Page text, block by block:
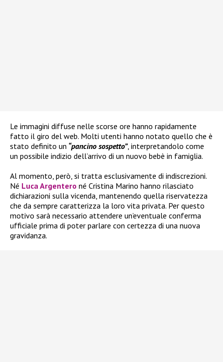
Le immagini diffuse nelle scorse ore hanno rapidamente
fatto il giro del web. Molti utenti hanno notato quello che è
stato definito un “pancino sospetto”, interpretandolo come
un possibile indizio dell’arrivo di un nuovo bebè in famiglia.
Al momento, però, si tratta esclusivamente di indiscrezioni.
Né Luca Argentero né Cristina Marino hanno rilasciato
dichiarazioni sulla vicenda, mantenendo quella riservatezza
che da sempre caratterizza la loro vita privata. Per questo
motivo sarà necessario attendere un’eventuale conferma
ufficiale prima di poter parlare con certezza di una nuova
gravidanza.